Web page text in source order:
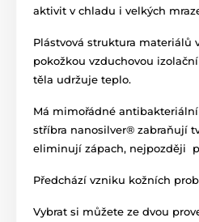
aktivit v chladu i velkých
Plástvová struktura materiálů
pokožkou vzduchovou
těla udržuje teplo.
Má mimořádné
stříbra nanosilver® zabraňují
eliminují zápach, nejpozději
Předchází vzniku kožních
Vybrat si můžete ze dvou